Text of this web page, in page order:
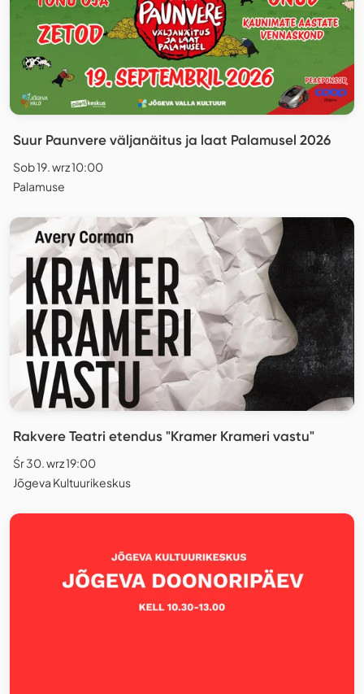
Suur Paunvere väljanäitus ja laat Palamusel 2026
Sob 19. wrz 10:00
Palamuse
Rakvere Teatri etendus "Kramer Krameri vastu"
Śr 30. wrz 19:00
Jõgeva Kultuurikeskus